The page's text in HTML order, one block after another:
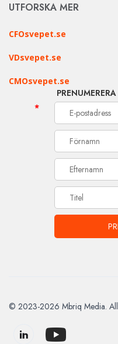
UTFORSKA MER
CFOsvepet.se
VDsvepet.se
CMOsvepet.se
PRENUMERERA
*
© 2023-2026 Mbriq Media. All